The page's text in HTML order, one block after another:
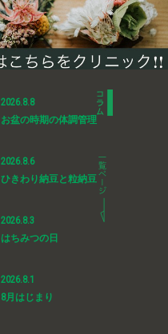
2026.8.8
お盆の時期の体調管理
2026.8.6
ひきわり納豆と粒納豆
2026.8.3
はちみつの日
2026.8.1
8月はじまり